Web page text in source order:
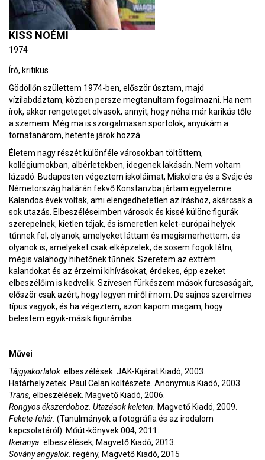
KISS NOÉMI
1974
Író, kritikus
Gödöllőn születtem 1974-ben, először úsztam, majd
vízilabdáztam, közben persze megtanultam fogalmazni. Ha nem
írok, akkor rengeteget olvasok, annyit, hogy néha már karikás tőle
a szemem. Még ma is szorgalmasan sportolok, anyukám a
tornatanárom, hetente járok hozzá.
Életem nagy részét különféle városokban töltöttem,
kollégiumokban, albérletekben, idegenek lakásán. Nem voltam
lázadó. Budapesten végeztem iskoláimat, Miskolcra és a Svájc és
Németország határán fekvő Konstanzba jártam egyetemre.
Kalandos évek voltak, ami elengedhetetlen az íráshoz, akárcsak a
sok utazás. Elbeszéléseimben városok és kissé különc figurák
szerepelnek, kietlen tájak, és ismeretlen kelet-európai helyek
tűnnek fel, olyanok, amelyeket láttam és megismerhettem, és
olyanok is, amelyeket csak elképzelek, de sosem fogok látni,
mégis valahogy hihetőnek tűnnek. Szeretem az extrém
kalandokat és az érzelmi kihívásokat, érdekes, épp ezeket
elbeszélőim is kedvelik. Szívesen fürkészem mások furcsaságait,
először csak azért, hogy legyen miről írnom. De sajnos szerelmes
típus vagyok, és ha végeztem, azon kapom magam, hogy
belestem egyik-másik figurámba.
Művei
Tájgyakorlatok. elbeszélések. JAK-Kijárat Kiadó, 2003.
Határhelyzetek. Paul Celan költészete. Anonymus Kiadó, 2003.
Trans, elbeszélések. Magvető Kiadó, 2006.
Rongyos ékszerdoboz. Utazások keleten. Magvető Kiadó, 2009.
Fekete-fehér. (Tanulmányok a fotográfia és az irodalom
kapcsolatáról). Műút-könyvek 004, 2011.
Ikeranya. elbeszélések, Magvető Kiadó, 2013.
Sovány angyalok. regény, Magvető Kiadó, 2015